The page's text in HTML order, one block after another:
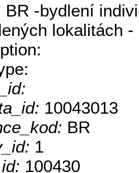
BR -bydlení
lokalitách -
10043013
BR
1
100430